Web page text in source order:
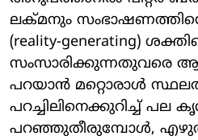
ലക്മനും
(reality-generating)
സംസാരിക്കുന്നതുവരെ ആ
പറയാന്‍ മറ്റൊരാള്‍
പറച്ചിലിനെക്കുറിച്ച് പല
പറഞ്ഞുതീരുമ്പോള്‍,